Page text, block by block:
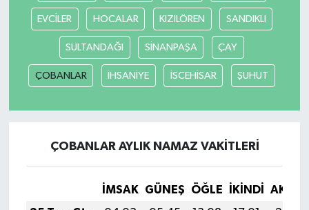
EVCİLER HOCALAR KIZILÖREN SANDIKLI
SULTANDAĞI SİNANPAŞA ÇAY
ÇOBANLAR İHSANİYE İSCEHİSAR ŞUHUT
ÇOBANLAR AYLIK NAMAZ VAKITLERI
İMSAK GÜNEŞ ÖĞLE İKINDI
İş ilanı
Kilimli
Kültür - Sanat
MAGAZİN
Politika